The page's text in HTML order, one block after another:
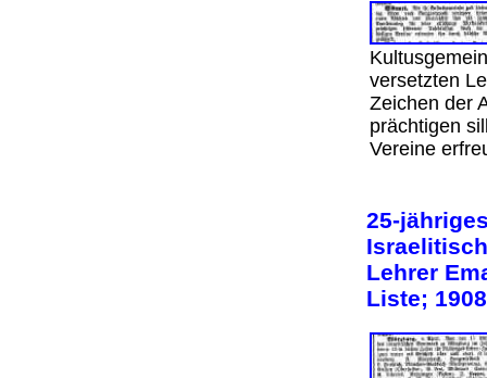
versetzten
Zeichen der
prächtigen
Vereine
25-
Lehrer
Liste;